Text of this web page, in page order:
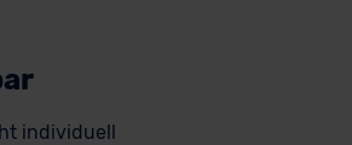
individuell